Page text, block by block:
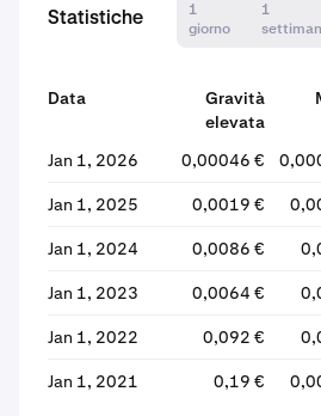
Statistiche
1
giorno
1
Data
Gravità
elevata
Jan 1, 2026 0,00046 €
Jan 1, 2025 0,0019 €
Jan 1, 2024 0,0086 €
Jan 1, 2023 0,0064 €
Jan 1, 2022 0,092 €
Jan 1, 2021 0,19 €